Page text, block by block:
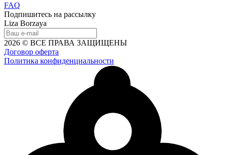
FAQ
Подпишитесь на рассылку
Liza Borzaya
2026 © ВСЕ ПРАВА ЗАЩИЩЕНЫ
Договор оферта
Политика конфиденциальности